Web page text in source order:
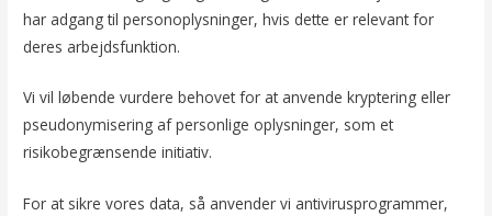
har adgang til personoplysninger, hvis dette er relevant for
deres arbejdsfunktion.
Vi vil løbende vurdere behovet for at anvende kryptering eller
pseudonymisering af personlige oplysninger, som et
risikobegrænsende initiativ.
For at sikre vores data, så anvender vi antivirusprogrammer,